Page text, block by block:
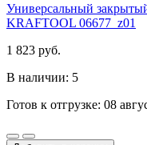
Универсальный
KRAFTOOL 06677_z01
1 823 руб.
В наличии: 5
Готов к отгрузке: 08